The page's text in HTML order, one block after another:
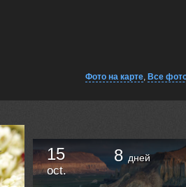
Фото на карте, Все
15
oct.
8 дней